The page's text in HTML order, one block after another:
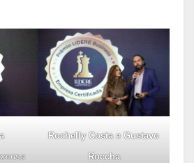
Rochelly Costa e Gustavo
Roccha